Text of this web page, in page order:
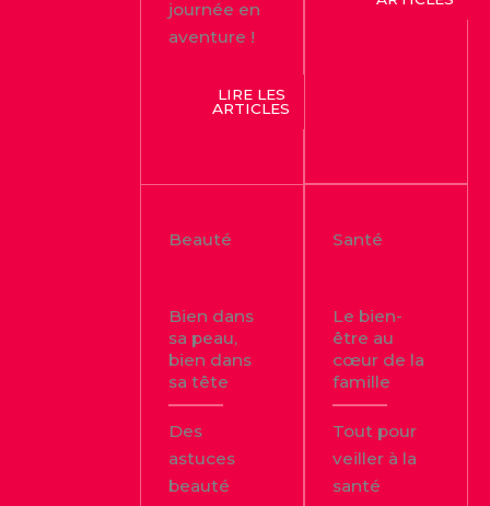
journée en
aventure !
LIRE LES
ARTICLES
Beauté
Bien dans
sa peau,
bien dans
sa tête
Des
astuces
beauté
Santé
Le bien-
être au
cœur de la
famille
Tout pour
veiller à la
santé